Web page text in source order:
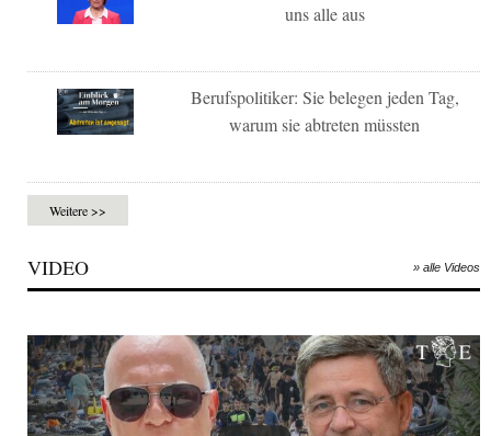
uns alle aus
Berufspolitiker: Sie belegen jeden Tag,
warum sie abtreten müssten
Weitere >>
VIDEO » alle Videos